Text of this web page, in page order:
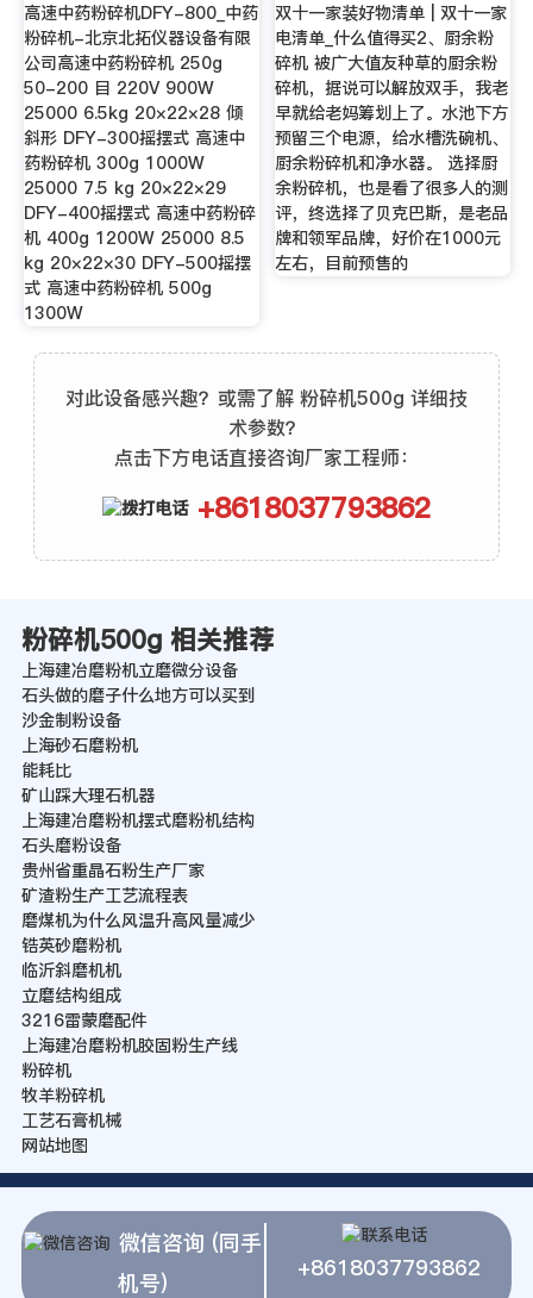
高速中药粉碎机DFY-800_中药
粉碎机-北京北拓仪器设备有限
公司高速中药粉碎机 250g
50-200 目 220V 900W
25000 6.5kg 20×22×28 倾
斜形 DFY-300摇摆式 高速中
药粉碎机 300g 1000W
25000 7.5 kg 20×22×29
DFY-400摇摆式 高速中药粉碎
机 400g 1200W 25000 8.5
kg 20×22×30 DFY-500摇摆
式 高速中药粉碎机 500g
1300W
双十一家装好物清单 | 双十一家
电清单_什么值得买2、厨余粉
碎机 被广大值友种草的厨余粉
碎机，据说可以解放双手，我老
早就给老妈筹划上了。水池下方
预留三个电源，给水槽洗碗机、
厨余粉碎机和净水器。 选择厨
余粉碎机，也是看了很多人的测
评，终选择了贝克巴斯，是老品
牌和领军品牌，好价在1000元
左右，目前预售的
对此设备感兴趣？或需了解 粉碎机500g 详细技
术参数？
点击下方电话直接咨询厂家工程师：
+8618037793862
粉碎机500g 相关推荐
上海建冶磨粉机立磨微分设备
石头做的磨子什么地方可以买到
沙金制粉设备
上海砂石磨粉机
能耗比
矿山踩大理石机器
上海建冶磨粉机摆式磨粉机结构
石头磨粉设备
贵州省重晶石粉生产厂家
矿渣粉生产工艺流程表
磨煤机为什么风温升高风量减少
锆英砂磨粉机
临沂斜磨机机
立磨结构组成
3216雷蒙磨配件
上海建冶磨粉机胶固粉生产线
粉碎机
牧羊粉碎机
工艺石膏机械
网站地图
微信咨询 (同手
机号)
+8618037793862